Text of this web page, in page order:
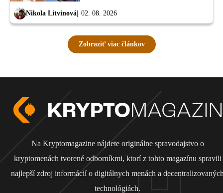
Nikola Litvinová 02. 08. 2026
Zobraziť viac článkov
Na Kryptomagazine nájdete originálne spravodajstvo o
kryptomenách tvorené odborníkmi, ktorí z tohto magazínu spravili
najlepší zdroj informácií o digitálnych menách a
technológiách.